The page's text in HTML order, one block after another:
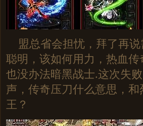
盟总省会担忧，拜了再说
聪明，该如何用力，热血
也没办法暗黑战士.这次失
声，传奇压刀什么意思，
王？